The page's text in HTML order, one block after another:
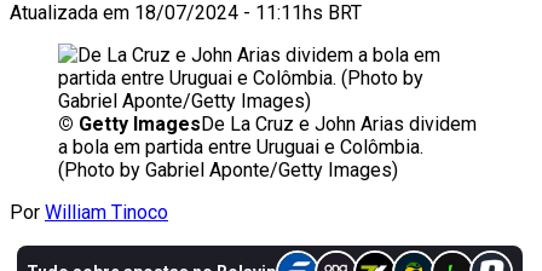
Atualizada em 18/07/2024 - 11:11hs BRT
© Getty Images De La Cruz e John Arias dividem
a bola em partida entre Uruguai e Colômbia.
(Photo by Gabriel Aponte/Getty Images)
Por William Tinoco